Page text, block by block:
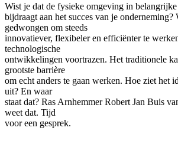
Wist je dat de fysieke omgeving in belangrijke
bijdraagt aan het succes van je onderneming?
gedwongen om steeds
innovatiever, flexibeler en efficiënter te
technologische
ontwikkelingen voortrazen. Het traditionele
grootste barrière
om echt anders te gaan werken. Hoe ziet het
uit? En waar
staat dat? Ras Arnhemmer Robert Jan Buis
weet dat. Tijd
voor een gesprek.